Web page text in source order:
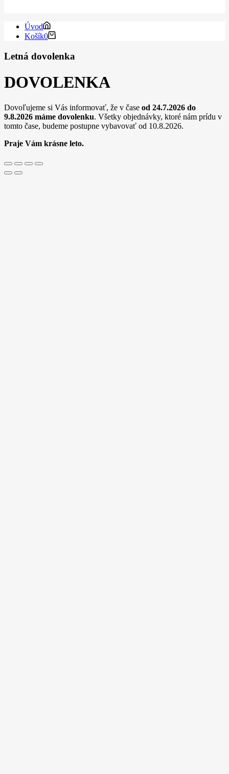
Úvod
Košík0
Letná dovolenka
DOVOLENKA
Dovoľujeme si Vás informovať, že v čase od 24.7.2026 do
9.8.2026 máme dovolenku. Všetky objednávky, ktoré nám prídu v
tomto čase, budeme postupne vybavovať od 10.8.2026.
Praje Vám krásne leto.